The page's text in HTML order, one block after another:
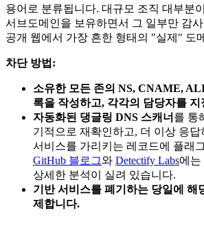
용어로 분류됩니다. 대규모 조직 대부분
서브도메인을 보유하면서 그 일부만 감
공개 웹에서 가장 흔한 형태의 "실제" 도
차단 방법:
소유한 모든 존의 NS, CNAME,
록을 작성하고, 각각의 담당자를 지
자동화된 댕글링 DNS 스캐너 를 통
기적으로 재확인하고, 더 이상 응답
서비스를 가리키는 레코드에 플래
GitHub 블로그와 Detectify Labs에는
상세한 분석이 실려 있습니다.
기반 서비스를 폐기하는 당일에 해
제합니다.